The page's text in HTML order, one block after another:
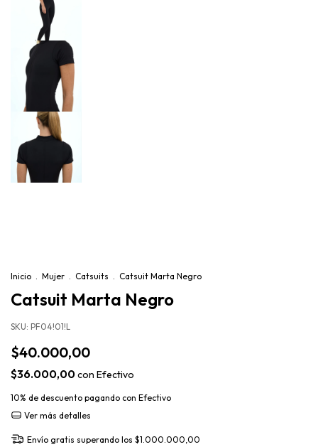
Inicio Mujer Catsuits Catsuit Marta Negro
Catsuit Marta Negro
SKU: PF04!01!L
$40.000,00
$36.000,00con Efectivo
10% de descuento pagando con Efectivo
Ver más detalles
Envío gratis superando los $1.000.000,00